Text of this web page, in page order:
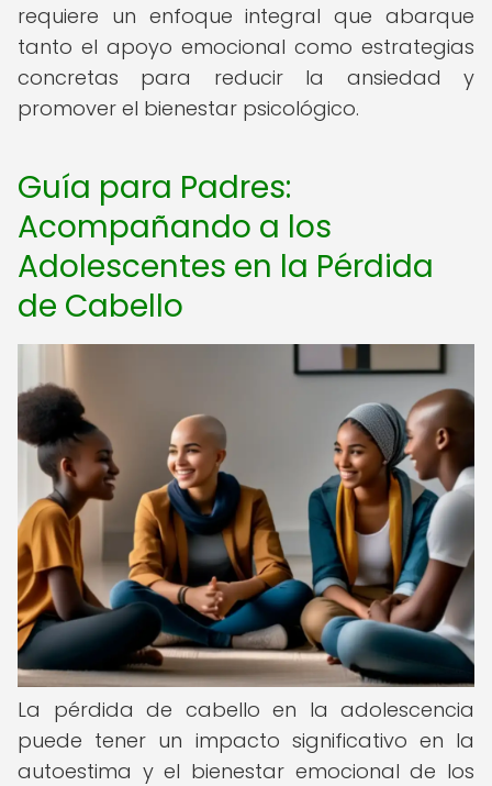
requiere un enfoque integral que abarque
tanto el apoyo emocional como estrategias
concretas para reducir la ansiedad y
promover el bienestar psicológico.
Guía para Padres:
Acompañando a los
Adolescentes en la Pérdida
de Cabello
La pérdida de cabello en la adolescencia
puede tener un impacto significativo en la
autoestima y el bienestar emocional de los